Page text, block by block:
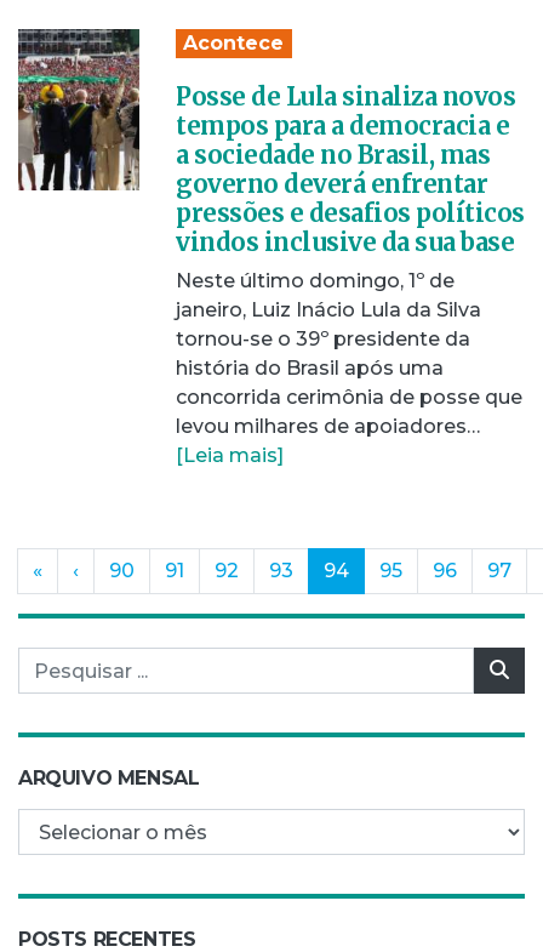
Acontece
Posse de Lula sinaliza novos
tempos para a democracia e
a sociedade no Brasil, mas
governo deverá enfrentar
pressões e desafios políticos
vindos inclusive da sua base
Neste último domingo, 1º de
janeiro, Luiz Inácio Lula da Silva
tornou-se o 39º presidente da
história do Brasil após uma
concorrida cerimônia de posse que
levou milhares de apoiadores…
[Leia mais]
« ‹ 90 91 92 93 94(current)
95 96 97
Pesquisar por:
ARQUIVO MENSAL
Arquivo mensal
POSTS RECENTES